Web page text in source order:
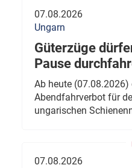
07.08.2026
Ungarn
Güterzüge
Pause
Ab heute
Abendfahrverbot für
ungarischen
07.08.2026